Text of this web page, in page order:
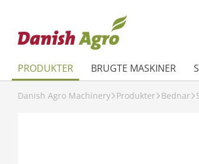
PRODUKTER BRUGTE MASKINER
Danish Agro Machinery Produkter Bednar